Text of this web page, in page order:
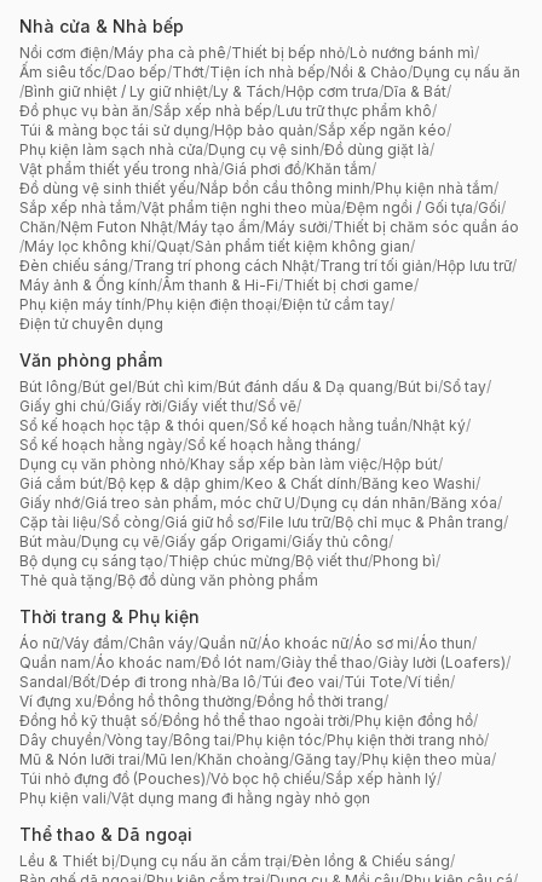
Nhà cửa & Nhà bếp
Nồi cơm điện/Máy pha cà phê/Thiết bị bếp nhỏ/Lò nướng bánh mì/
Ấm siêu tốc/Dao bếp/Thớt/Tiện ích nhà bếp/Nồi & Chảo/Dụng cụ nấu ăn
/Bình giữ nhiệt / Ly giữ nhiệt/Ly & Tách/Hộp cơm trưa/Dĩa & Bát/
Đồ phục vụ bàn ăn/Sắp xếp nhà bếp/Lưu trữ thực phẩm khô/
Túi & màng bọc tái sử dụng/Hộp bảo quản/Sắp xếp ngăn kéo/
Phụ kiện làm sạch nhà cửa/Dụng cụ vệ sinh/Đồ dùng giặt là/
Vật phẩm thiết yếu trong nhà/Giá phơi đồ/Khăn tắm/
Đồ dùng vệ sinh thiết yếu/Nắp bồn cầu thông minh/Phụ kiện nhà tắm/
Sắp xếp nhà tắm/Vật phẩm tiện nghi theo mùa/Đệm ngồi / Gối tựa/Gối/
Chăn/Nệm Futon Nhật/Máy tạo ẩm/Máy sưởi/Thiết bị chăm sóc quần áo
/Máy lọc không khí/Quạt/Sản phẩm tiết kiệm không gian/
Đèn chiếu sáng/Trang trí phong cách Nhật/Trang trí tối giản/Hộp lưu trữ/
Máy ảnh & Ống kính/Âm thanh & Hi-Fi/Thiết bị chơi game/
Phụ kiện máy tính/Phụ kiện điện thoại/Điện tử cầm tay/
Điện tử chuyên dụng
Văn phòng phẩm
Bút lông/Bút gel/Bút chì kim/Bút đánh dấu & Dạ quang/Bút bi/Sổ tay/
Giấy ghi chú/Giấy rời/Giấy viết thư/Sổ vẽ/
Sổ kế hoạch học tập & thói quen/Sổ kế hoạch hằng tuần/Nhật ký/
Sổ kế hoạch hằng ngày/Sổ kế hoạch hằng tháng/
Dụng cụ văn phòng nhỏ/Khay sắp xếp bàn làm việc/Hộp bút/
Giá cắm bút/Bộ kẹp & dập ghim/Keo & Chất dính/Băng keo Washi/
Giấy nhớ/Giá treo sản phẩm, móc chữ U/Dụng cụ dán nhãn/Băng xóa/
Cặp tài liệu/Sổ còng/Giá giữ hồ sơ/File lưu trữ/Bộ chỉ mục & Phân trang/
Bút màu/Dụng cụ vẽ/Giấy gấp Origami/Giấy thủ công/
Bộ dụng cụ sáng tạo/Thiệp chúc mừng/Bộ viết thư/Phong bì/
Thẻ quà tặng/Bộ đồ dùng văn phòng phẩm
Thời trang & Phụ kiện
Áo nữ/Váy đầm/Chân váy/Quần nữ/Áo khoác nữ/Áo sơ mi/Áo thun/
Quần nam/Áo khoác nam/Đồ lót nam/Giày thể thao/Giày lười (Loafers)/
Sandal/Bốt/Dép đi trong nhà/Ba lô/Túi đeo vai/Túi Tote/Ví tiền/
Ví đựng xu/Đồng hồ thông thường/Đồng hồ thời trang/
Đồng hồ kỹ thuật số/Đồng hồ thể thao ngoài trời/Phụ kiện đồng hồ/
Dây chuyền/Vòng tay/Bông tai/Phụ kiện tóc/Phụ kiện thời trang nhỏ/
Mũ & Nón lưỡi trai/Mũ len/Khăn choàng/Găng tay/Phụ kiện theo mùa/
Túi nhỏ đựng đồ (Pouches)/Vỏ bọc hộ chiếu/Sắp xếp hành lý/
Phụ kiện vali/Vật dụng mang đi hằng ngày nhỏ gọn
Thể thao & Dã ngoại
Lều & Thiết bị/Dụng cụ nấu ăn cắm trại/Đèn lồng & Chiếu sáng/